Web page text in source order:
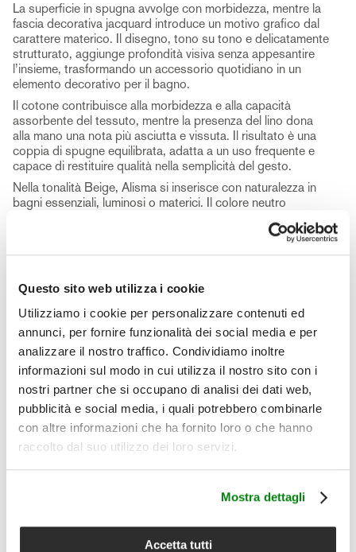
Questo sito web utilizza i cookie
Utilizziamo i cookie per personalizzare contenuti ed
annunci, per fornire funzionalità dei social media e per
analizzare il nostro traffico. Condividiamo inoltre
informazioni sul modo in cui utilizza il nostro sito con i
nostri partner che si occupano di analisi dei dati web,
pubblicità e social media, i quali potrebbero combinarle
con altre informazioni che ha fornito loro o che hanno
raccolto dal suo utilizzo dei loro servizi.
Mostra dettagli
Accetta tutti
La superficie in spugna avvolge con morbidezza, mentre la
fascia decorativa jacquard introduce un motivo grafico dal
carattere materico. Il disegno, tono su tono e delicatamente
strutturato, aggiunge profondità visiva senza appesantire
l’insieme, trasformando un accessorio quotidiano in un
elemento decorativo per il bagno.
Il cotone contribuisce alla morbidezza e alla capacità
assorbente del tessuto, mentre la presenza del lino dona
alla mano una nota più asciutta e vissuta. Il risultato è una
coppia di spugne equilibrata, adatta a un uso frequente e
capace di restituire qualità nella semplicità del gesto.
Nella tonalità Beige, Alisma si inserisce con naturalezza in
bagni essenziali, luminosi o materici. Il colore neutro
bagno della stessa linea, venduto separatamente.
Una coppia viso e ospite pensata per completare la routine
riconoscibile.
Il prodotto comprende:
1 asciugamano ospite 30x50 cm + 1 asciugamano viso
50x100 cm
Dettagli
• Tipologia prodotto: coppia viso e ospite
• Composizione: 95% cotone, 5% lino
• Misure: ospite 30x50 cm; viso 50x100 cm
• Peso: 580 g/m²
• Colore disponibile: Beige
• Lavorazione: spugna con fascia decorativa jacquard
• Cura del prodotto: lavabile a 40°C; non candeggiare al
cloro; asciugatrice a basse temperature; stirare max 150°C;
lavare separatamente con ciclo delicato